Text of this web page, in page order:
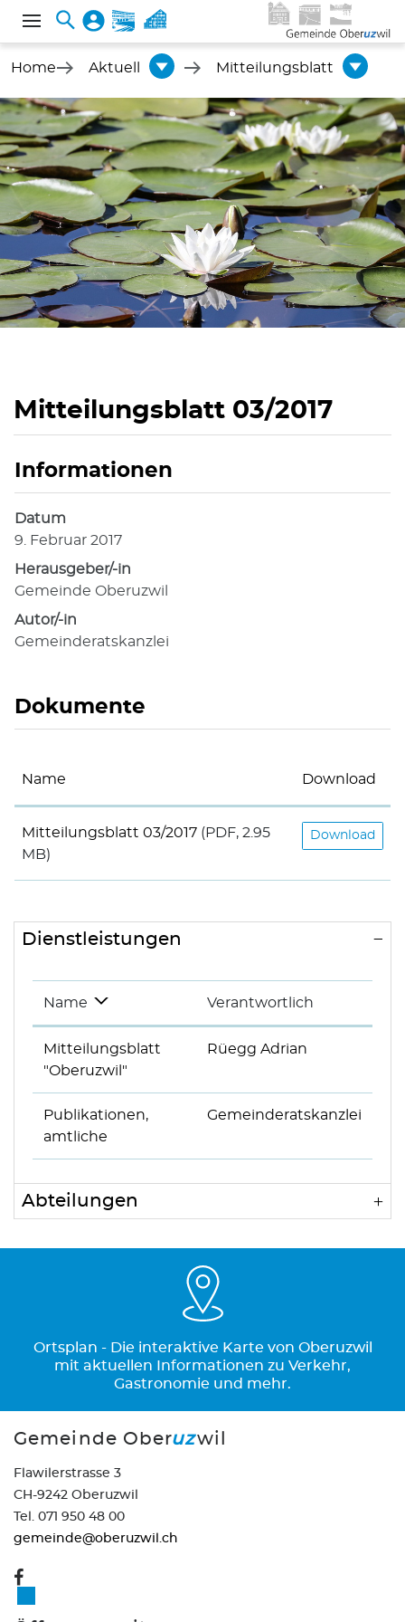
Home Aktuell Mitteilungsblatt
Mitteilungsblatt 03/2017
Informationen
Datum
9. Februar 2017
Herausgeber/-in
Gemeinde Oberuzwil
Autor/-in
Gemeinderatskanzlei
Dokumente
Name Download
Mitteilungsblatt 03/2017 (PDF, 2.95
MB)
Download
Zugehörige Objekte
Dienstleistungen
Name Verantwortlich
Mitteilungsblatt
"Oberuzwil"
Rüegg Adrian
Publikationen,
amtliche
Gemeinderatskanzlei
Abteilungen
Ortsplan - Die interaktive Karte von Oberuzwil
mit aktuellen Informationen zu Verkehr,
Gastronomie und mehr.
Gemeinde Oberuzwil
Flawilerstrasse 3
CH-9242 Oberuzwil
Tel. 071 950 48 00
gemeinde@oberuzwil.ch